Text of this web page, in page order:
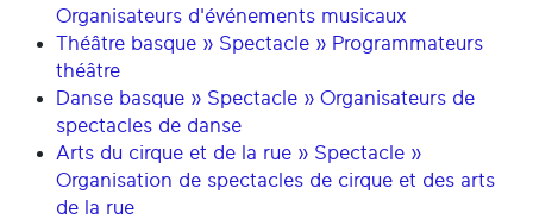
Organisateurs d'événements musicaux
Théâtre basque » Spectacle » Programmateurs
théâtre
Danse basque » Spectacle » Organisateurs de
spectacles de danse
Arts du cirque et de la rue » Spectacle »
Organisation de spectacles de cirque et des arts
de la rue